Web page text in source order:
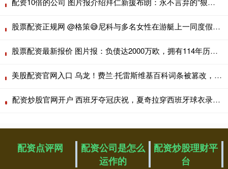
股票配资正规网 @格策😅尼科与多名女性在游艇上一同度假，但他的女友不在其中
股票配资最新报价 图片报：负债达2000万欧，拥有114年历史的布雷西亚宣告破产
美股配资官网入口 乌龙！费兰·托雷斯维基百科词条被篡改，显示下赛季加盟利物浦
配资炒股官网开户 西班牙夺冠庆祝，夏奇拉穿西班牙球衣录视频送祝贺
配资点评网
配资公司是怎么
运作的
配资炒股理财平
台